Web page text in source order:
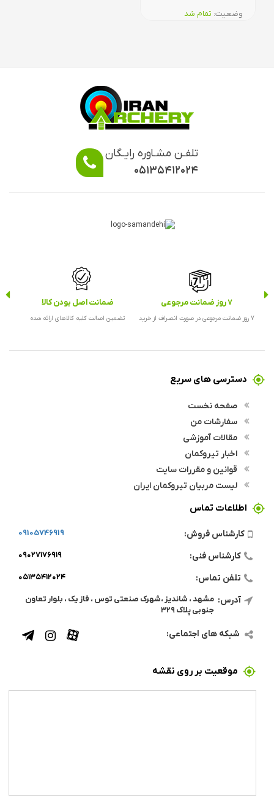
وضعیت:‌ تمام شد
تلفـن مشـاوره رایـگان
۰۵۱۳۵۴۱۲۰۲۴
7 روز ضمانت مرجوعی
7 روز ضمانت مرجوعی در صورت انصراف از خرید
ضمانت اصل بودن کالا
تضمین اصالت کلیه کالاهای ارائه شده
دسترسی های سریع
صفحه نخست
سفارشات من
مقالات آموزشی
اخبار تیروکمان
قوانین و مقررات سایت
لیست مربیان تیروکمان ایران
اطلاعات تماس
کارشناس فروش: 09105746919
کارشناس فنی: ۰۹۰۲۷۱۷۶۹۱۹
تلفن تماس: ۰۵۱۳۵۴۱۲۰۲۴
آدرس: مشهد ، شاندیز ،شهرک صنعتی توس ، فاز یک ، بلوار تعاون
جنوبی پلاک ۳۲۹
شبکه های اجتماعی:
موقعیت بر روی نقشه